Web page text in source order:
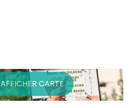
AFFICHER CARTE